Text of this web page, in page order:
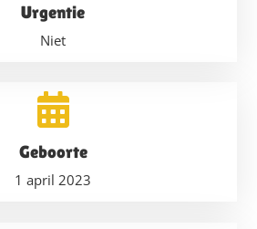
Urgentie
Niet
Geboorte
1 april 2023